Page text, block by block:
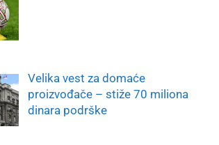
Velika vest za domaće
proizvođače – stiže 70 miliona
dinara podrške